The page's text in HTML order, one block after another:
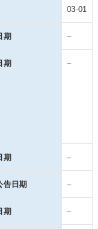
03-01
期 –
期 –
期 –
告日期 –
期 –